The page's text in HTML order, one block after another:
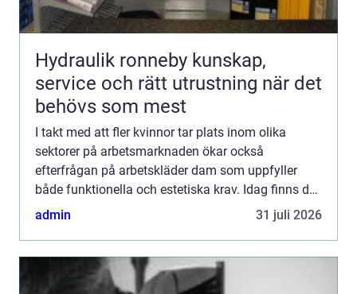
Hydraulik ronneby kunskap,
service och rätt utrustning när det
behövs som mest
I takt med att fler kvinnor tar plats inom olika
sektorer på arbetsmarknaden ökar också
efterfrågan på arbetskläder dam som uppfyller
både funktionella och estetiska krav. Idag finns det
arbetskläder som k...
admin 31 juli 2026